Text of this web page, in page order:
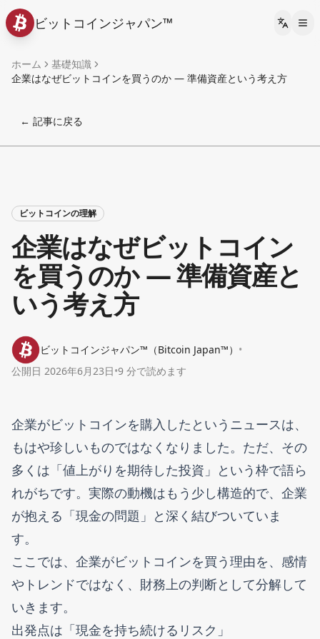
ビットコインジャパン™
ホーム
基礎知識
企業はなぜビットコインを買うのか ― 準備資産という考え方
← 記事に戻る
ビットコインの理解
企業はなぜビットコイン
を買うのか ― 準備資産と
いう考え方
ビットコインジャパン™（Bitcoin Japan™） •
公開日 2026年6月23日•9 分で読めます
企業がビットコインを購入したというニュースは、
もはや珍しいものではなくなりました。ただ、その
多くは「値上がりを期待した投資」という枠で語ら
れがちです。実際の動機はもう少し構造的で、企業
が抱える「現金の問題」と深く結びついていま
す。
ここでは、企業がビットコインを買う理由を、感情
やトレンドではなく、財務上の判断として分解して
いきます。
出発点は「現金を持ち続けるリスク」